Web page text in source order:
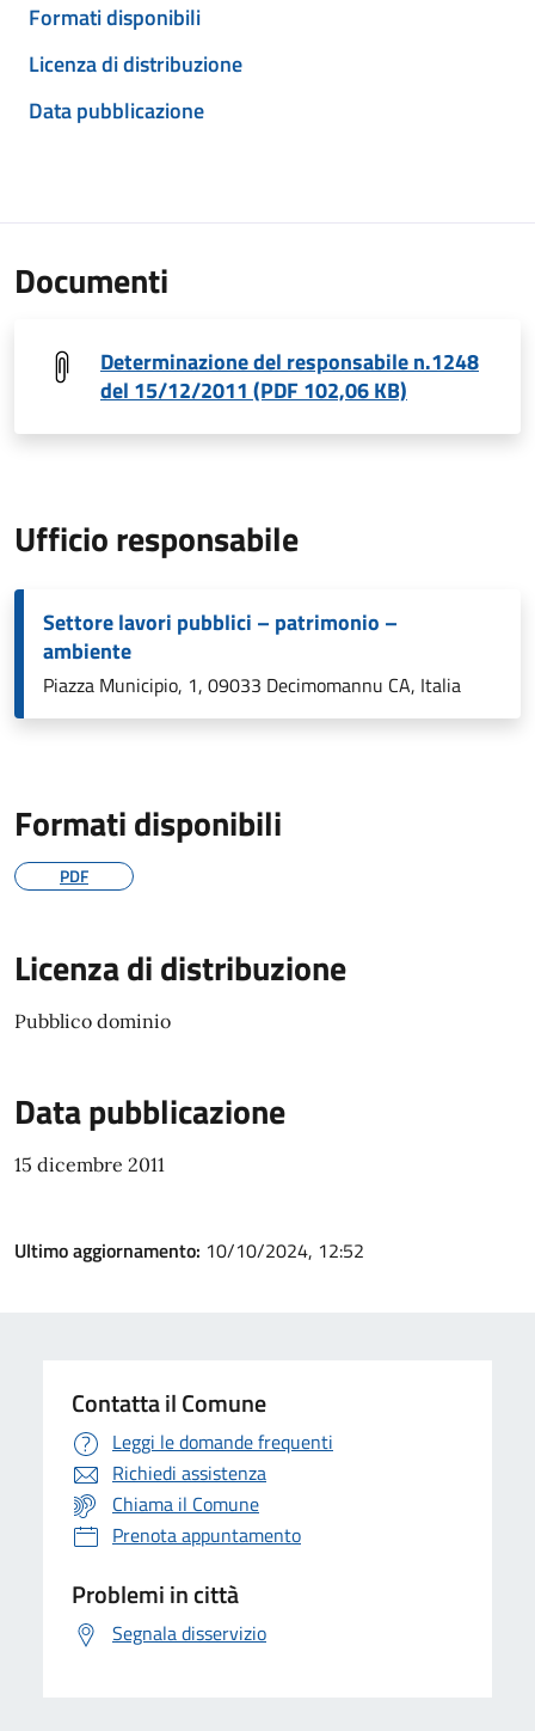
Formati disponibili
Licenza di distribuzione
Data pubblicazione
Documenti
Determinazione del responsabile n.1248
del 15/12/2011 (PDF 102,06 KB)
Ufficio responsabile
Settore lavori pubblici – patrimonio –
ambiente
Piazza Municipio, 1, 09033 Decimomannu CA, Italia
Formati disponibili
PDF
Licenza di distribuzione
Pubblico dominio
Data pubblicazione
15 dicembre 2011
Ultimo aggiornamento: 10/10/2024, 12:52
Contatta il Comune
Leggi le domande frequenti
Richiedi assistenza
Chiama il Comune
Prenota appuntamento
Problemi in città
Segnala disservizio